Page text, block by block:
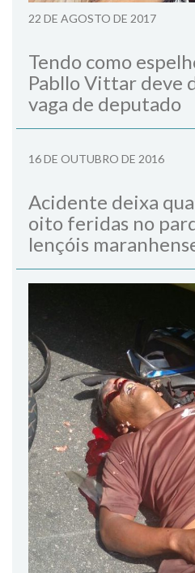
22 DE AGOSTO DE 2017
Tendo como
Pabllo Vittar deve
vaga de deputado
16 DE OUTUBRO DE 2016
Acidente deixa
oito feridas no
lençóis